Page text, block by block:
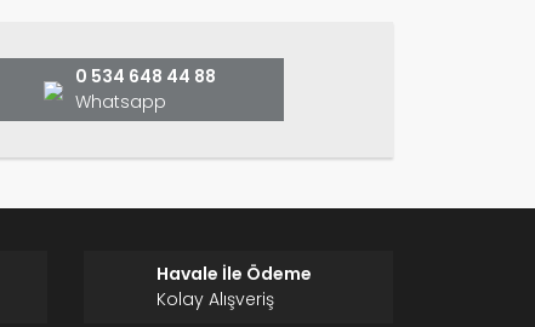
0 534 648 44 88
Whatsapp
Havale İle Ödeme
Kolay Alışveriş